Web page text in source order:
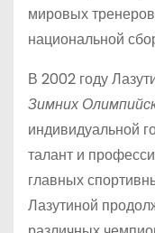
мировых
национальной
В 2002 году
Зимних
индивидуальной
талант и
главных
Лазутиной